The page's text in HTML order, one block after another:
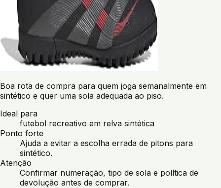
Boa rota de compra para quem joga semanalmente em
sintético e quer uma sola adequada ao piso.
Ideal para
futebol recreativo em relva sintética
Ponto forte
Ajuda a evitar a escolha errada de pitons para
sintético.
Atenção
Confirmar numeração, tipo de sola e política de
devolução antes de comprar.